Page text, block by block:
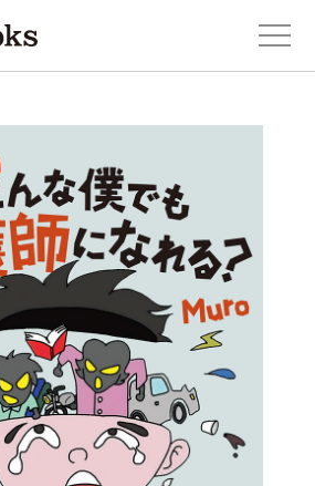
知らせ
一冊。
ンフィクション